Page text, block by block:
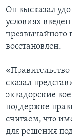
Он высказал
условиях
чрезвычайного
восстановлен.
сказал
эквадорские
поддержке
считаем, что
для решения